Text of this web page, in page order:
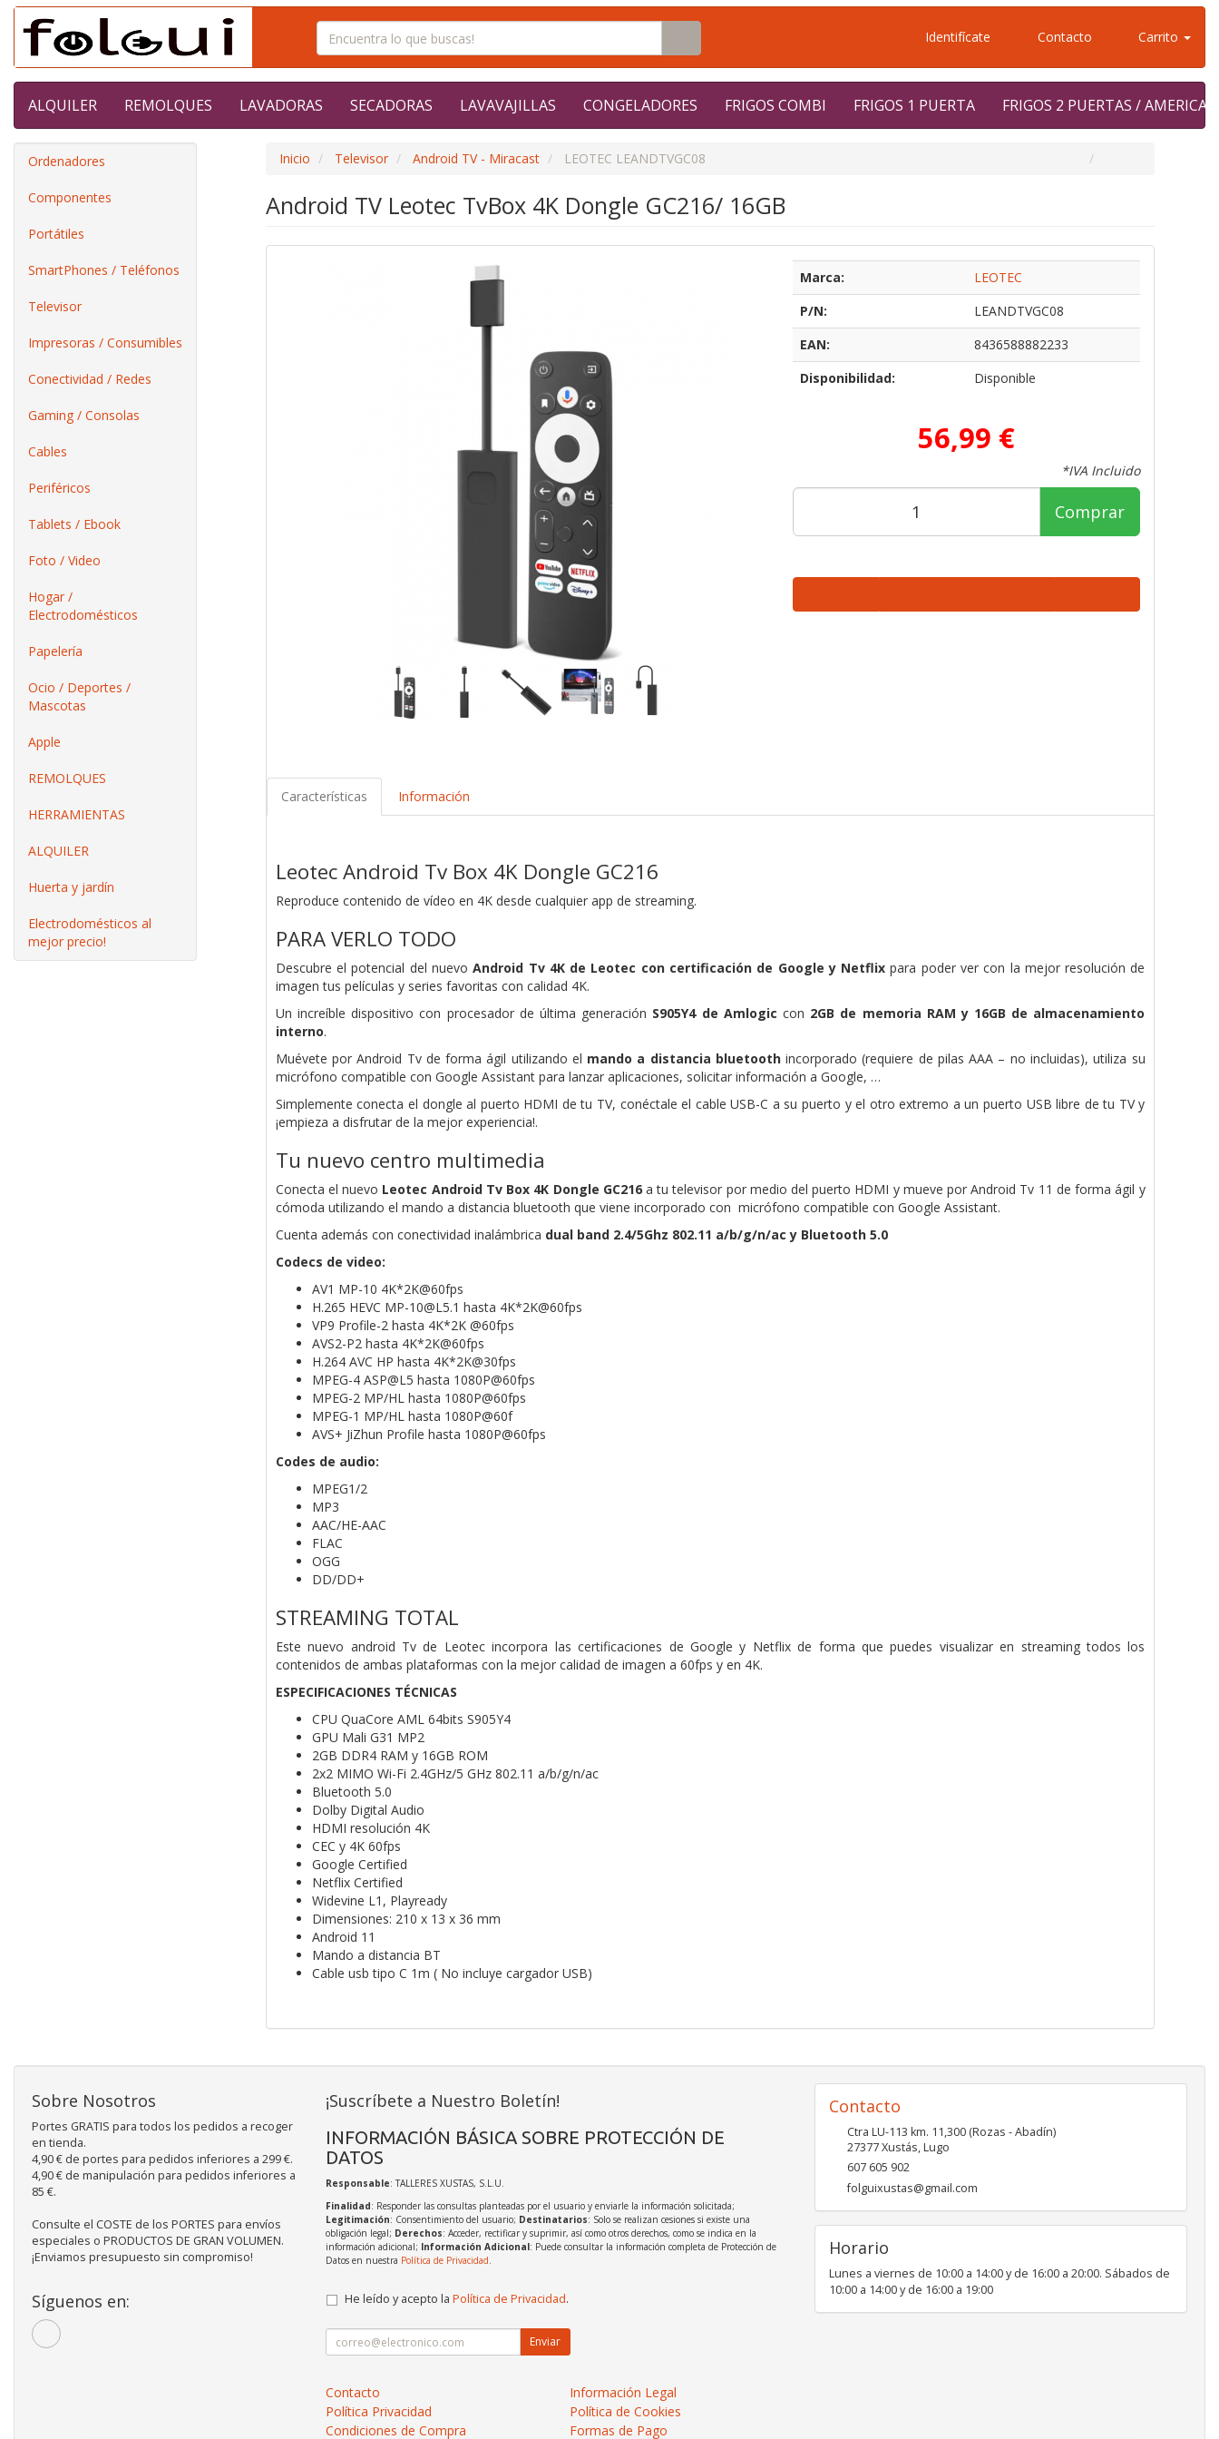
Identifícate Contacto Carrito
ALQUILER REMOLQUES LAVADORAS SECADORAS LAVAVAJILLAS CONGELADORES FRIGOS COMBI FRIGOS 1 PUERTA FRIGOS 2 PUERTAS /
Ordenadores
Componentes
Portátiles
SmartPhones / Teléfonos
Televisor
Impresoras / Consumibles
Conectividad / Redes
Gaming / Consolas
Cables
Periféricos
Tablets / Ebook
Foto / Video
Hogar /
Electrodomésticos
Papelería
Ocio / Deportes /
Mascotas
Apple
REMOLQUES
HERRAMIENTAS
ALQUILER
Huerta y jardín
Electrodomésticos al
mejor precio!
Inicio Televisor Android TV - Miracast LEOTEC LEANDTVGC08
Android TV Leotec TvBox 4K Dongle GC216/ 16GB
Marca:
LEOTEC
P/N:
LEANDTVGC08
EAN:
8436588882233
Disponibilidad:
Disponible
56,99 €
*IVA Incluido
Comprar
Características Información
Leotec Android Tv Box 4K Dongle GC216
Reproduce contenido de vídeo en 4K desde cualquier app de streaming.
PARA VERLO TODO
Descubre el potencial del nuevoAndroid Tv 4K de Leotec con certificación de Google y Netflix para poder ver con la mejor resolución de
imagen tus películas y series favoritas con calidad 4K.
Un increíble dispositivo con procesador de última generación S905Y4 de Amlogic con 2GB de memoria RAM y 16GB de almacenamiento
interno.
Muévete por Android Tv de forma ágil utilizando el mando a distancia bluetoothincorporado (requiere de pilas AAA – no incluidas), utiliza su
micrófono compatible con Google Assistant para lanzar aplicaciones, solicitar información a Google, …
Simplemente conecta el dongle al puerto HDMI de tu TV, conéctale el cable USB-C a su puerto y el otro extremo a un puerto USB libre de tu TV y
¡empieza a disfrutar de la mejor experiencia!.
Tu nuevo centro multimedia
Conecta el nuevo Leotec Android Tv Box 4K Dongle GC216a tu televisor por medio del puerto HDMI y mueve por Android Tv 11 de forma ágil y
cómoda utilizando el mando a distancia bluetooth que viene incorporado con micrófono compatible con Google Assistant.
Cuenta además con conectividad inalámbrica dual band 2.4/5Ghz 802.11 a/b/g/n/ac y Bluetooth 5.0
Codecs de video:
AV1 MP-10 4K*2K@60fps
H.265 HEVC MP-10@L5.1 hasta 4K*2K@60fps
VP9 Profile-2 hasta 4K*2K @60fps
AVS2-P2 hasta 4K*2K@60fps
H.264 AVC HP hasta 4K*2K@30fps
MPEG-4 ASP@L5 hasta 1080P@60fps
MPEG-2 MP/HL hasta 1080P@60fps
MPEG-1 MP/HL hasta 1080P@60f
AVS+ JiZhun Profile hasta 1080P@60fps
Codes de audio:
MPEG1/2
MP3
AAC/HE-AAC
FLAC
OGG
DD/DD+
STREAMING TOTAL
Este nuevo android Tv de Leotec incorpora las certificaciones de Google y Netflix de forma que puedes visualizar en streaming todos los
contenidos de ambas plataformas con la mejor calidad de imagen a 60fps y en 4K.
ESPECIFICACIONES TÉCNICAS
CPU QuaCore AML 64bits S905Y4
GPU Mali G31 MP2
2GB DDR4 RAM y 16GB ROM
2x2 MIMO Wi-Fi 2.4GHz/5 GHz 802.11 a/b/g/n/ac
Bluetooth 5.0
Dolby Digital Audio
HDMI resolución 4K
CEC y 4K 60fps
Google Certified
Netflix Certified
Widevine L1, Playready
Dimensiones: 210 x 13 x 36 mm
Android 11
Mando a distancia BT
Cable usb tipo C 1m ( No incluye cargador USB)
Sobre Nosotros
Portes GRATIS para todos los pedidos a recoger
en tienda.
4,90 € de portes para pedidos inferiores a 299 €.
4,90 € de manipulación para pedidos inferiores a
85 €.
Consulte el COSTE de los PORTES para envíos
especiales o PRODUCTOS DE GRAN VOLUMEN.
¡Enviamos presupuesto sin compromiso!
Síguenos en:
¡Suscríbete a Nuestro Boletín!
INFORMACIÓN BÁSICA SOBRE PROTECCIÓN DE
DATOS
Responsable: TALLERES XUSTAS, S.L.U.
Finalidad: Responder las consultas planteadas por el usuario y enviarle la información solicitada;
Legitimación: Consentimiento del usuario; Destinatarios: Solo se realizan cesiones si existe una
obligación legal; Derechos: Acceder, rectificar y suprimir, así como otros derechos, como se indica en la
información adicional; Información Adicional: Puede consultar la información completa de Protección de
Datos en nuestra Política de Privacidad.
He leído y acepto la Política de Privacidad.
Enviar
Contacto
Información Legal
Política Privacidad
Política de Cookies
Condiciones de Compra
Formas de Pago
Contacto
Ctra LU-113 km. 11,300 (Rozas - Abadín)
27377Xustás,Lugo
607 605 902
folguixustas@gmail.com
Horario
Lunes a viernes de 10:00 a 14:00 y de 16:00 a 20:00. Sábados de
10:00 a 14:00 y de 16:00 a 19:00